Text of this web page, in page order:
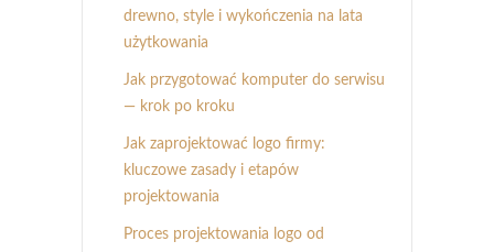
drewno, style i wykończenia na lata
użytkowania
Jak przygotować komputer do serwisu
— krok po kroku
Jak zaprojektować logo firmy:
kluczowe zasady i etapów
projektowania
Proces projektowania logo od